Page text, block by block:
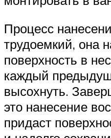
Процесс
трудоемкий, она
поверхность в
каждый
высохнуть.
это нанесение
придаст